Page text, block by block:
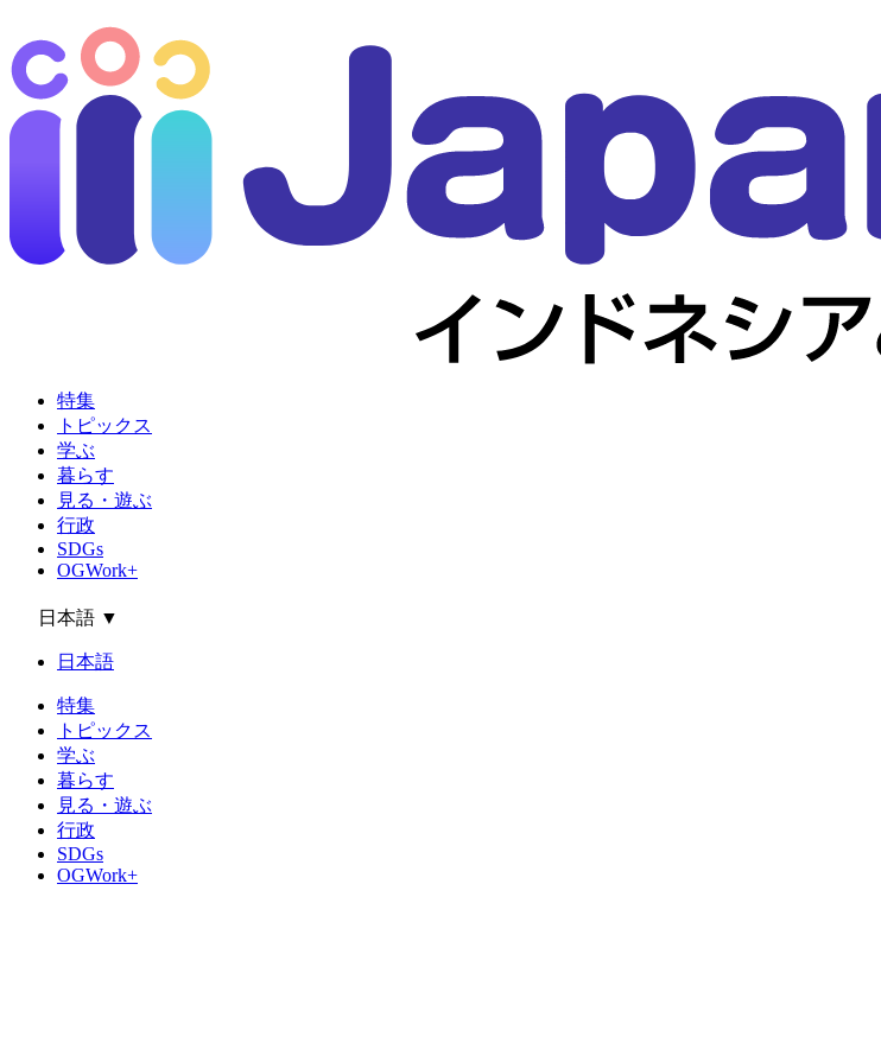
特集
トピックス
学ぶ
暮らす
見る・遊ぶ
行政
SDGs
OGWork+
日本語 ▼
日本語
特集
トピックス
学ぶ
暮らす
見る・遊ぶ
行政
SDGs
OGWork+